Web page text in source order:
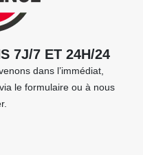
7J/7 ET 24H/24
dans l’immédiat,
le formulaire ou à nous